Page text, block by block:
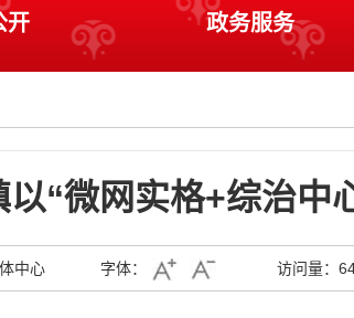
开 政务服务
以“微网实格+综治中
中心 字体： 访问量：